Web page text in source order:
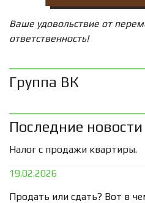
Ваше удовольствие от
ответственность!
Группа ВК
Последние новости
Налог с продажи квартиры.
19.02.2026
Продать или сдать? Вот в